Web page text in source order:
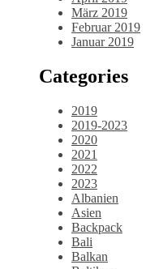
März 2019
Februar 2019
Januar 2019
Categories
2019
2019-2023
2020
2021
2022
2023
Albanien
Asien
Backpack
Bali
Balkan